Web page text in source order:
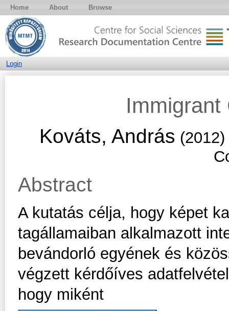
Home About Browse
Login
Immigrant
Kováts, András (2012)
Abstract
A kutatás célja, hogy képet
tagállamaiban alkalmazott
bevándorló egyének és
végzett kérdőíves
hogy miként